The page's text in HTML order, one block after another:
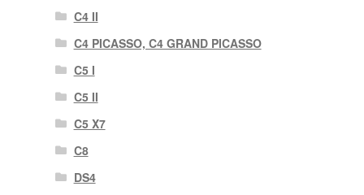
C4 II
C4 PICASSO, C4 GRAND PICASSO
C5 I
C5 II
C5 X7
C8
DS4